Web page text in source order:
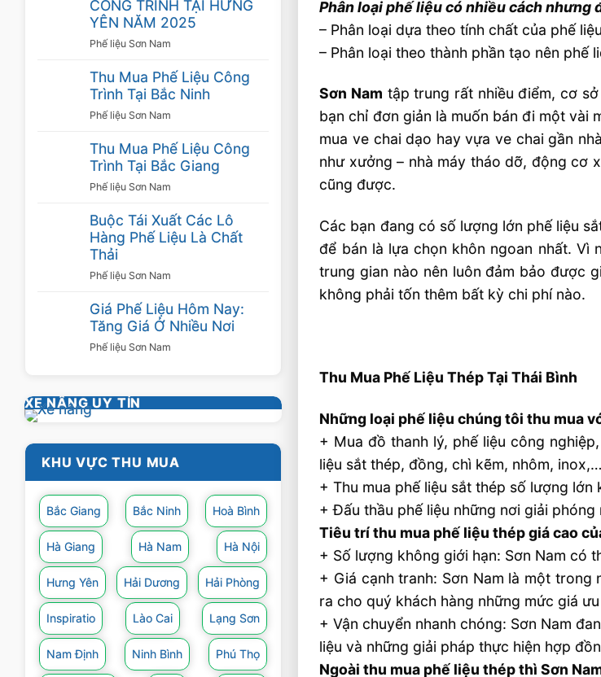
CÔNG TRÌNH TẠI HƯNG
YÊN NĂM 2025
Phế liệu Sơn Nam
Thu Mua Phế Liệu Công
Trình Tại Bắc Ninh
Phế liệu Sơn Nam
Thu Mua Phế Liệu Công
Trình Tại Bắc Giang
Phế liệu Sơn Nam
Buộc Tái Xuất Các Lô
Hàng Phế Liệu Là Chất
Thải
Phế liệu Sơn Nam
Giá Phế Liệu Hôm Nay:
Tăng Giá Ở Nhiều Nơi
Phế liệu Sơn Nam
XE NÂNG UY TÍN
KHU VỰC THU MUA
Bắc Giang Bắc Ninh Hoà Bình
Hà Giang Hà Nam Hà Nội
Hưng Yên Hải Dương Hải Phòng
Inspiratio Lào Cai Lạng Sơn
Nam Định Ninh Bình Phú Thọ
Phân loại phế liệu có nhiều cách nhưng
– Phân loại dựa theo tính chất của phế
– Phân loại theo thành phần tạo nên phế
Sơn Nam tập trung rất nhiều điểm, cơ
bạn chỉ đơn giản là muốn bán đi một vài
mua ve chai dạo hay vựa ve chai gần
như xưởng – nhà máy tháo dỡ, động cơ
cũng được.
Các bạn đang có số lượng lớn phế liệu
để bán là lựa chọn khôn ngoan nhất.
trung gian nào nên luôn đảm bảo được
không phải tốn thêm bất kỳ chi phí nào.
Thu Mua Phế Liệu Thép Tại Thái Bình
Những loại phế liệu chúng tôi thu mua
+ Mua đồ thanh lý, phế liệu công
liệu sắt thép, đồng, chì kẽm, nhôm,
+ Thu mua phế liệu sắt thép số lượng
+ Đấu thầu phế liệu những nơi giải
Tiêu trí thu mua phế liệu thép giá cao
+ Số lượng không giới hạn: Sơn Nam có
+ Giá cạnh tranh: Sơn Nam là một
ra cho quý khách hàng những mức giá
+ Vận chuyển nhanh chóng: Sơn Nam
liệu và những giải pháp thực hiện hợp
Ngoài thu mua phế liệu thép thì Sơn